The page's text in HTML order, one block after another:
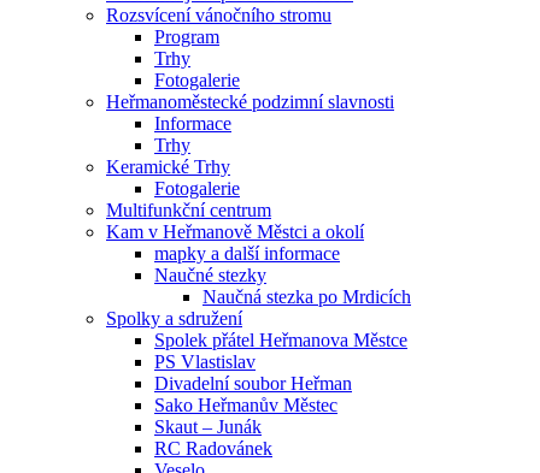
Rozsvícení vánočního stromu
Program
Trhy
Fotogalerie
Heřmanoměstecké podzimní slavnosti
Informace
Trhy
Keramické Trhy
Fotogalerie
Multifunkční centrum
Kam v Heřmanově Městci a okolí
mapky a další informace
Naučné stezky
Naučná stezka po Mrdicích
Spolky a sdružení
Spolek přátel Heřmanova Městce
PS Vlastislav
Divadelní soubor Heřman
Sako Heřmanův Městec
Skaut – Junák
RC Radovánek